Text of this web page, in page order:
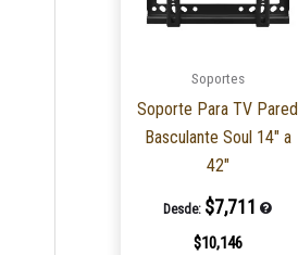
Soportes
Soporte Para TV Pared
Basculante Soul 14″ a
42″
Desde: $7,711
$10,146